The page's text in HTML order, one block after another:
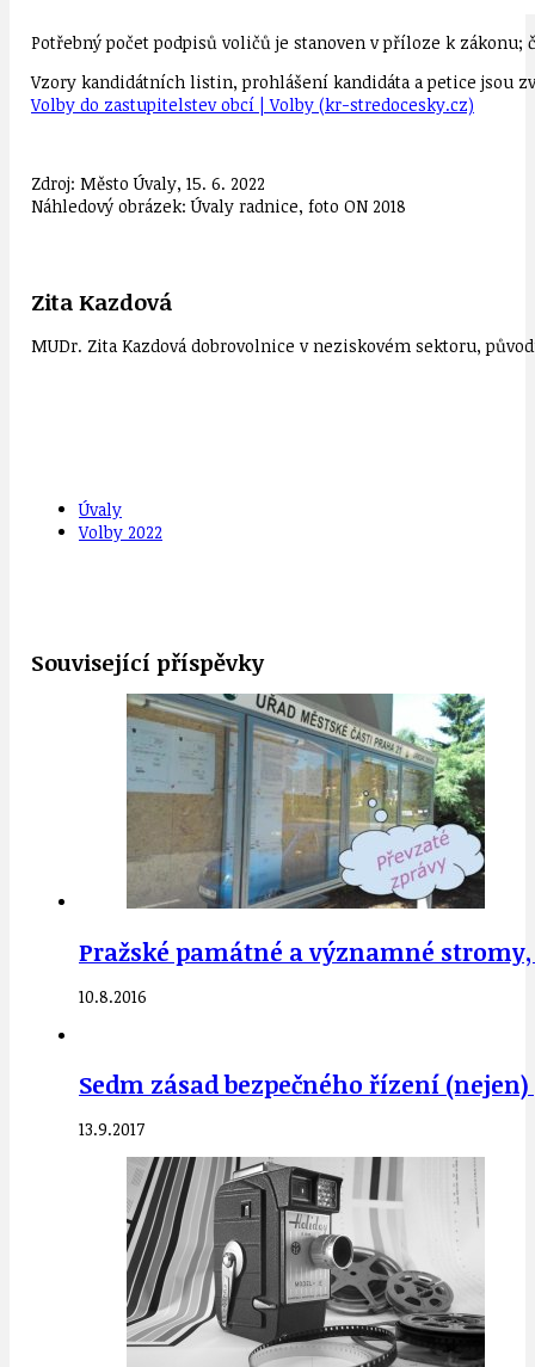
Potřebný počet podpisů voličů je stanoven v příloze k
Vzory kandidátních listin, prohlášení kandidáta a petice jsou
Volby do zastupitelstev obcí | Volby (kr-stredocesky.cz)
Zdroj: Město Úvaly, 15. 6. 2022
Náhledový obrázek: Úvaly radnice, foto ON 2018
Zita Kazdová
MUDr. Zita Kazdová dobrovolnice v neziskovém sektoru,
Úvaly
Volby 2022
Související příspěvky
Pražské památné a významné
10.8.2016
Sedm zásad bezpečného řízení
13.9.2017